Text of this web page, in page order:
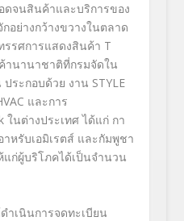
ดจนสินค้าและบริการของ
อย่างกว้างขวางในตลาด
รรศการแสดงสินค้า T
านานาชาติที่กรมจัดใน
ประกอบด้วย งาน STYLE
และการ
ในต่างประเทศ ได้แก่ กา
หรับเอมิเรตส์ และกัมพูชา
แก่ผู้บริโภคได้เป็นจำนวน
ำเนินการจดทะเบียน